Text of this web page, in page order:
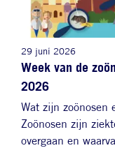
Week van de
2026
29 juni 2026
Wat zijn zoönosen
Zoönosen zijn
overgaan en